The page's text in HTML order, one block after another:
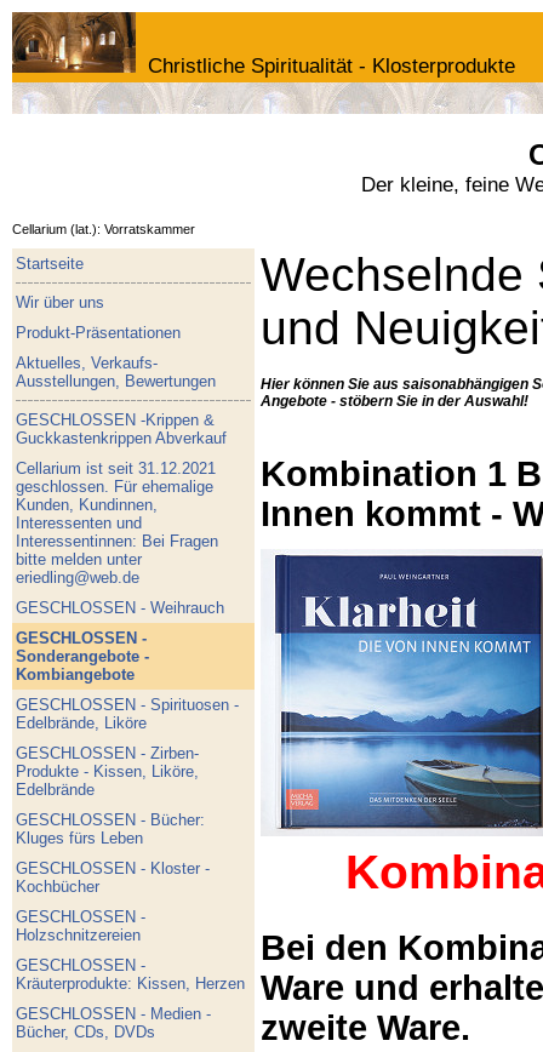
Christliche Spiritualität - Klosterprodukte
Der kleine, feine
Cellarium (lat.): Vorratskammer
Startseite
Wir über uns
Produkt-Präsentationen
Aktuelles, Verkaufs-
Ausstellungen, Bewertungen
GESCHLOSSEN -Krippen &
Guckkastenkrippen Abverkauf
Cellarium ist seit 31.12.2021
geschlossen. Für ehemalige
Kunden, Kundinnen,
Interessenten und
Interessentinnen: Bei Fragen
bitte melden unter
eriedling@web.de
GESCHLOSSEN - Weihrauch
GESCHLOSSEN -
Sonderangebote -
Kombiangebote
GESCHLOSSEN - Spirituosen -
Edelbrände, Liköre
GESCHLOSSEN - Zirben-
Produkte - Kissen, Liköre,
Edelbrände
GESCHLOSSEN - Bücher:
Kluges fürs Leben
GESCHLOSSEN - Kloster -
Kochbücher
GESCHLOSSEN -
Holzschnitzereien
GESCHLOSSEN -
Kräuterprodukte: Kissen, Herzen
GESCHLOSSEN - Medien -
Bücher, CDs, DVDs
Wechselnde
und
Hier können Sie aus saisonabhängigen
Angebote - stöbern Sie in der Auswahl!
Kombination 1
Innen kommt -
Bei den
Ware und
zweite Ware.